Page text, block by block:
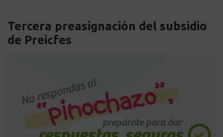
Tercera preasignación del subsidio
de Preicfes